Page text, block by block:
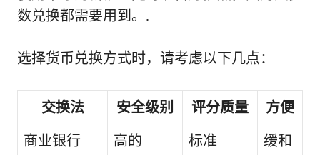
数兑换都需要用到。.
选择货币兑换方式时，请考虑以下几点：
交换法 安全级别 评分质量 方便
商业银行 高的 标准 缓和